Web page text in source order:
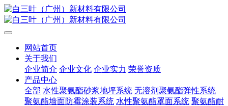
网站首页
关于我们
企业简介 企业文化 企业实力 荣誉资质
产品中心
全部 水性聚氨酯砂浆地坪系统 无溶剂聚氨酯弹性系统
聚氨酯墙面防霉涂装系统 水性聚氨酯罩面系统 聚氨酯耐